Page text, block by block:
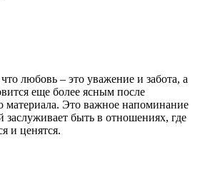
любовь – это уважение и забота, а
еще более ясным после
материала. Это важное напоминание
заслуживает быть в отношениях, где
и ценятся.